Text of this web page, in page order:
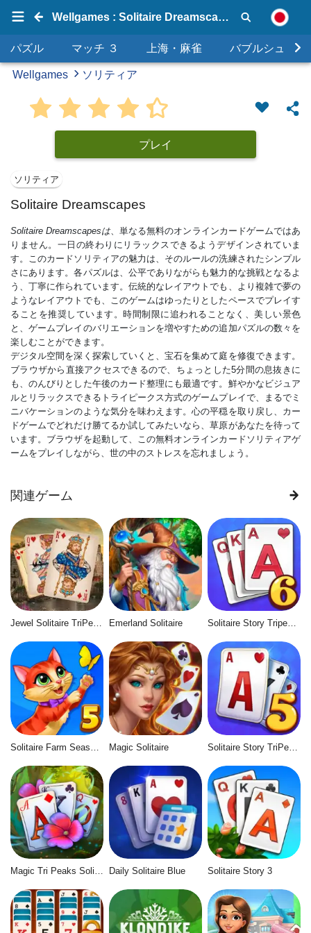
Wellgames : Solitaire Dreamscapes
パズル マッチ ３ 上海・麻雀 バブルシュータ
Wellgames ソリティア
プレイ
ソリティア
Solitaire Dreamscapes
Solitaire Dreamscapesは、単なる無料のオンラインカードゲームではあ
りません。一日の終わりにリラックスできるようデザインされていま
す。このカードソリティアの魅力は、そのルールの洗練されたシンプル
さにあります。各パズルは、公平でありながらも魅力的な挑戦となるよ
う、丁寧に作られています。伝統的なレイアウトでも、より複雑で夢の
ようなレイアウトでも、このゲームはゆったりとしたペースでプレイす
ることを推奨しています。時間制限に追われることなく、美しい景色
と、ゲームプレイのバリエーションを増やすための追加パズルの数々を
楽しむことができます。
デジタル空間を深く探索していくと、宝石を集めて庭を修復できます。
ブラウザから直接アクセスできるので、ちょっとした5分間の息抜きに
も、のんびりとした午後のカード整理にも最適です。鮮やかなビジュア
ルとリラックスできるトライピークス方式のゲームプレイで、まるでミ
ニバケーションのような気分を味わえます。心の平穏を取り戻し、カー
ドゲームでどれだけ勝てるか試してみたいなら、草原があなたを待って
います。ブラウザを起動して、この無料オンラインカードソリティアゲ
ームをプレイしながら、世の中のストレスを忘れましょう。
関連ゲーム
Jewel Solitaire TriPeaks Emerland Solitaire Solitaire Story Tripeaks 6
Magic Solitaire Solitaire Story TriPeaks 5
Daily Solitaire Blue Solitaire Story 3